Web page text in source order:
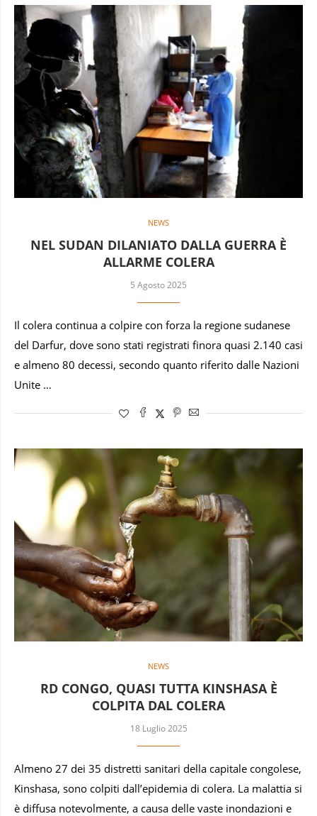
NEWS
NEL SUDAN DILANIATO DALLA GUERRA È
ALLARME COLERA
5 Agosto 2025
Il colera continua a colpire con forza la regione sudanese
del Darfur, dove sono stati registrati finora quasi 2.140 casi
e almeno 80 decessi, secondo quanto riferito dalle Nazioni
Unite …
NEWS
RD CONGO, QUASI TUTTA KINSHASA È
COLPITA DAL COLERA
18 Luglio 2025
Almeno 27 dei 35 distretti sanitari della capitale congolese,
Kinshasa, sono colpiti dall’epidemia di colera. La malattia si
è diffusa notevolmente, a causa delle vaste inondazioni e